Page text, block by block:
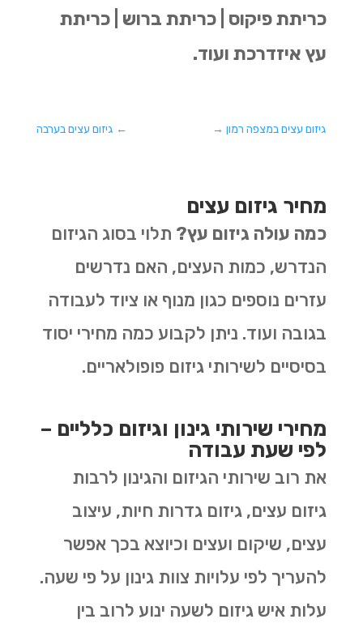
כריתת פיקוס | כריתת ברוש | כריתת
עץ איזדרכת ועוד.
← גיזום עצים בערבה גיזום עצים במצפה רמון→
מחיר גיזום עצים
כמה עולה גיזום עץ? תלוי בסוג הגיזום
הנדרש, כמות העצים, האם נדרשים
עזרים נוספים כגון מנוף או ציוד לעבודה
בגובה ועוד. ניתן לקבוע כמה מחירי יסוד
בסיסיים לשירותי גיזום פופולאריים.
מחירי שירותי גינון וגיזום כלליים –
לפי שעת עבודה
את רוב שירותי הגיזום והגינון לרבות
גיזום עצים, גיזום גדרות חיות, עיצוב
עצים, שיקום ועצים וכיוצא בכך אפשר
להעריך לפי עלויות צוות גינון על פי שעה.
עלות איש גיזום לשעה ינוע לרוב בין